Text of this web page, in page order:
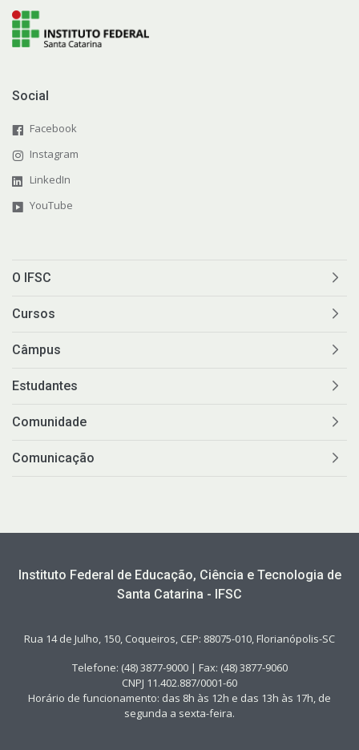
Social
Facebook
Instagram
LinkedIn
YouTube
O IFSC
Cursos
Câmpus
Estudantes
Comunidade
Comunicação
Instituto Federal de Educação, Ciência e Tecnologia de
Santa Catarina - IFSC
Rua 14 de Julho, 150, Coqueiros, CEP: 88075-010, Florianópolis-SC
Telefone: (48) 3877-9000 | Fax: (48) 3877-9060
CNPJ 11.402.887/0001-60
Horário de funcionamento: das 8h às 12h e das 13h às 17h, de
segunda a sexta-feira.